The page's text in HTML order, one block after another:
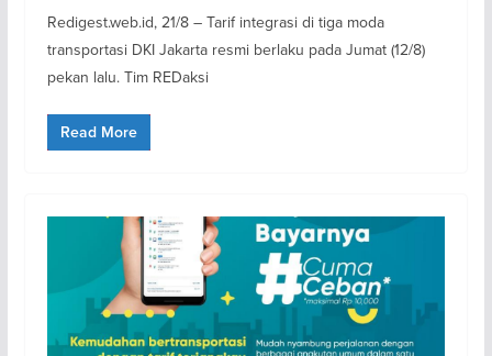
Redigest.web.id, 21/8 – Tarif integrasi di tiga moda
transportasi DKI Jakarta resmi berlaku pada Jumat (12/8)
pekan lalu. Tim REDaksi
Read More